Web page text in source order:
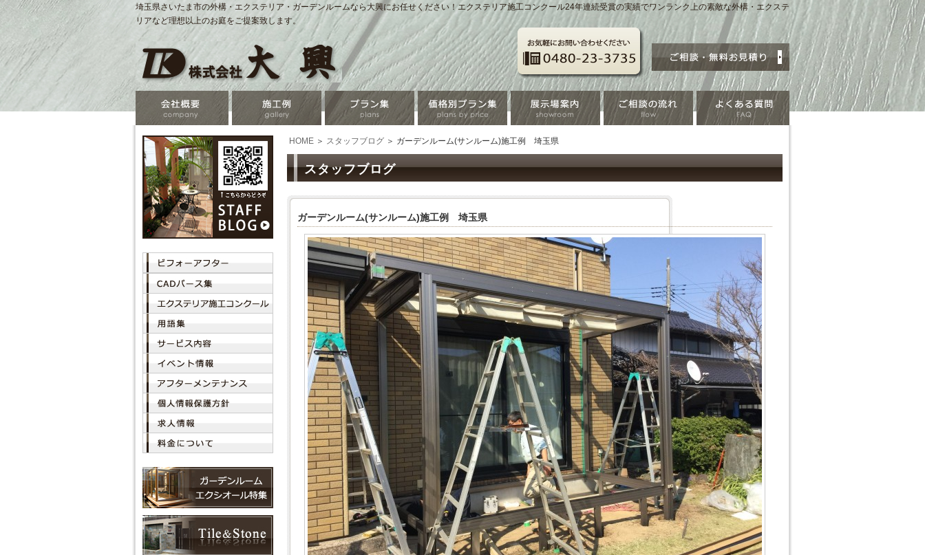
埼玉県さいたま市の外構・エクステリア・ガーデンルームなら大興にお任せください！エクステリア施工コンクール24年連続受賞の実績でワンランク上の素敵な外構・エクステ
リアなど理想以上のお庭をご提案致します。
HOME ＞ スタッフブログ ＞ ガーデンルーム(サンルーム)施工例 埼玉県
スタッフブログ
ガーデンルーム(サンルーム)施工例 埼玉県